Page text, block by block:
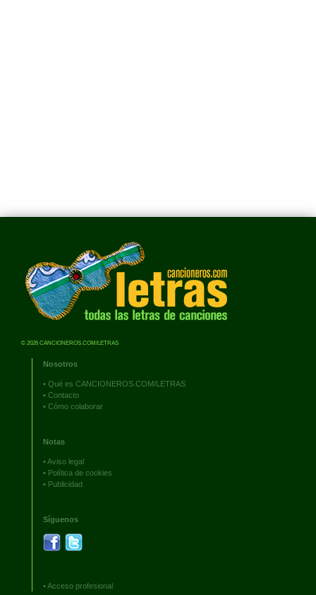
© 2026 CANCIONEROS.COM/LETRAS
Nosotros
• Qué es CANCIONEROS.COM/LETRAS
• Contacto
• Cómo colaborar
Notas
•Aviso legal
• Política de cookies
• Publicidad
Síguenos
•Acceso profesional